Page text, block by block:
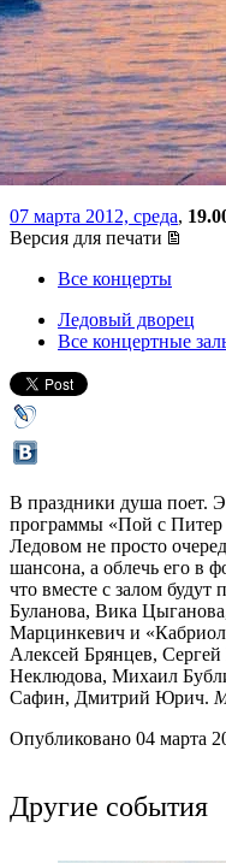
«Пой с
участием
Олега
Булановой
07 марта 2012, среда,
Версия для печати
Все концерты
Ледовый дворец
Все концертные
В праздники душа поет.
программы «Пой с Питер
Ледовом не просто
шансона, а облечь его в
что вместе с залом
Буланова, Вика
Марцинкевич и
Алексей Брянцев,
Неклюдова, Михаил
Сафин, Дмитрий Юрич.
Опубликовано 04 марта
Другие события